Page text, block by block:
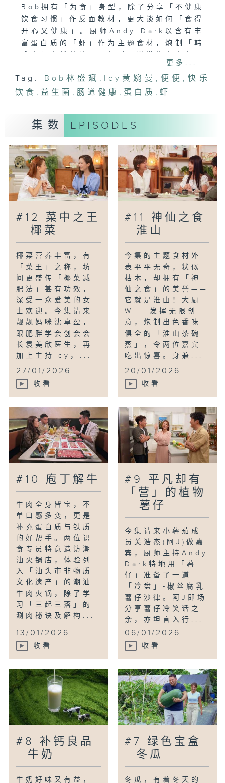
Bob拥有「为食」身型，除了分享「不健康
饮食习惯」作反面教材，更大谈如何「食得
开心又健康」。厨师Andy Dark以含有丰
富蛋白质的「虾」作为主题食材，炮制「韩
究的黄秀娟教授却于席间大谈「便便」的价
值，究竟会否影响大家食欲？两位识食专员
就继续肩负寻找食材来源的使命，带大家看
主持：黄婉曼(Icy)、Andy Dark
文大学医学院内科及药物治疗学系教授/肠
胃肝脏科专科医生)
更多...
Tag: Bob林盛斌 , Icy黄婉曼 , 便便 , 快乐
饮食 ,益生菌 ,肠道健康 ,蛋白质 ,虾
集数 EPISODES
#12 菜中之王
– 椰菜
椰菜营养丰富，有
「菜王」之称，坊
间更盛传「椰菜减
肥法」甚有功效，
深受一众爱美的女
士欢迎。今集请来
靓靓妈咪沈卓盈，
跟肥胖学会创会会
长袁美欣医生，再
加上主持Icy，...
27/01/2026
收看
#11 神仙之食
- 淮山
今集的主题食材外
表平平无奇，状似
枯木，却拥有「神
仙之食」的美誉——
它就是淮山！大厨
Will 发挥无限创
意，炮制出色香味
俱全的「淮山茶碗
蒸」，令两位嘉宾
吃出惊喜。身兼...
20/01/2026
收看
#10 庖丁解牛
牛肉全身皆宝，不
单口感多变，更是
补充蛋白质与铁质
的好帮手。两位识
食专员特意造访潮
汕火锅店，体验列
入「汕头市非物质
文化遗产」的潮汕
牛肉火锅，除了学
习「三起三落」的
涮肉秘诀及解构...
13/01/2026
收看
#9 平凡却有
「营」的植物
– 薯仔
今集请来小薯茄成
员关浩杰(阿J)做嘉
宾，厨师主持Andy
Dark特地用「薯
仔」准备了一道
「冷盘」-椒丝腐乳
薯仔沙律。阿J即场
分享薯仔冷笑话之
余，亦坦言入行...
06/01/2026
收看
#8 补钙良品
- 牛奶
牛奶好味又有益，
#7 绿色宝盒
- 冬瓜
冬瓜，有着冬天的